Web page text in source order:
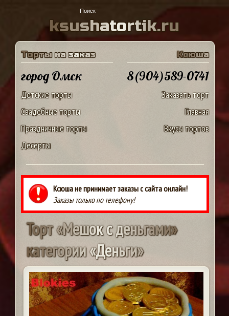
ksushatortik.ru
Торты на заказ
город Омск
Детские торты
Свадебные торты
Праздничные торты
Десерты
Ксюша
8(904)589-0741
Заказать торт
Главная
Вкусы тортов
Ксюша не принимает заказы с сайта онлайн!
Заказы только по телефону!
Торт«Мешоксденьгами»
категории«Деньги»